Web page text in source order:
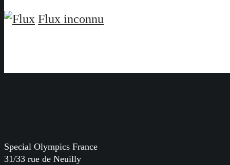
Flux inconnu
Special Olympics France
31/33 rue de Neuilly